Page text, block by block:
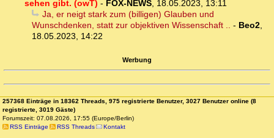
sehen gibt. (owT) - FOX-NEWS 18.05.2023, 13:11
Ja, er neigt stark zum (billigen) Glauben und
Wunschdenken, statt zur objektiven Wissenschaft ..
- Beo2
18.05.2023, 14:22
Werbung
257368 Einträge in 18362 Threads, 975 registrierte Benutzer, 3027 Benutzer online (8
registrierte, 3019 Gäste)
Forumszeit: 07.08.2026, 17:55 (Europe/Berlin)
RSS Einträge
RSS Threads Kontakt